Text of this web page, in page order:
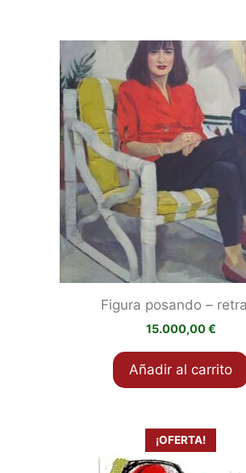
Figura posando –
15.000,00€
Añadir al carrito
¡OFERTA!